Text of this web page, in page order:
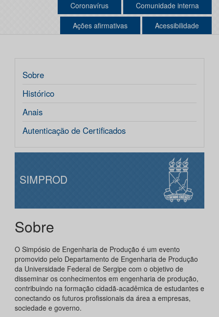
Coronavírus Comunidade interna
Ações afirmativas Acessibilidade
Sobre
Histórico
Anais
Autenticação de Certificados
SIMPROD
Sobre
O Simpósio de Engenharia de Produção é um evento
promovido pelo Departamento de Engenharia de Produção
da Universidade Federal de Sergipe com o objetivo de
disseminar os conhecimentos em engenharia de produção,
contribuindo na formação cidadã-acadêmica de estudantes e
conectando os futuros profissionais da área a empresas,
sociedade e governo.